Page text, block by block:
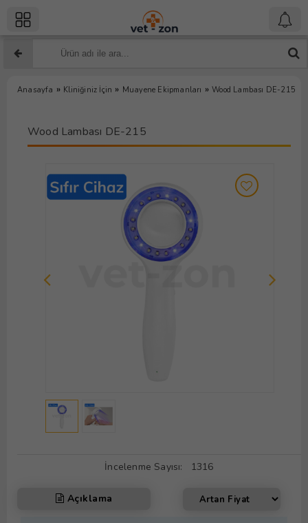
Anasayfa » Kliniğiniz İçin » Muayene Ekipmanları » Wood Lambası DE-215
Wood Lambası DE-215
İncelenme Sayısı: 1316
Açıklama